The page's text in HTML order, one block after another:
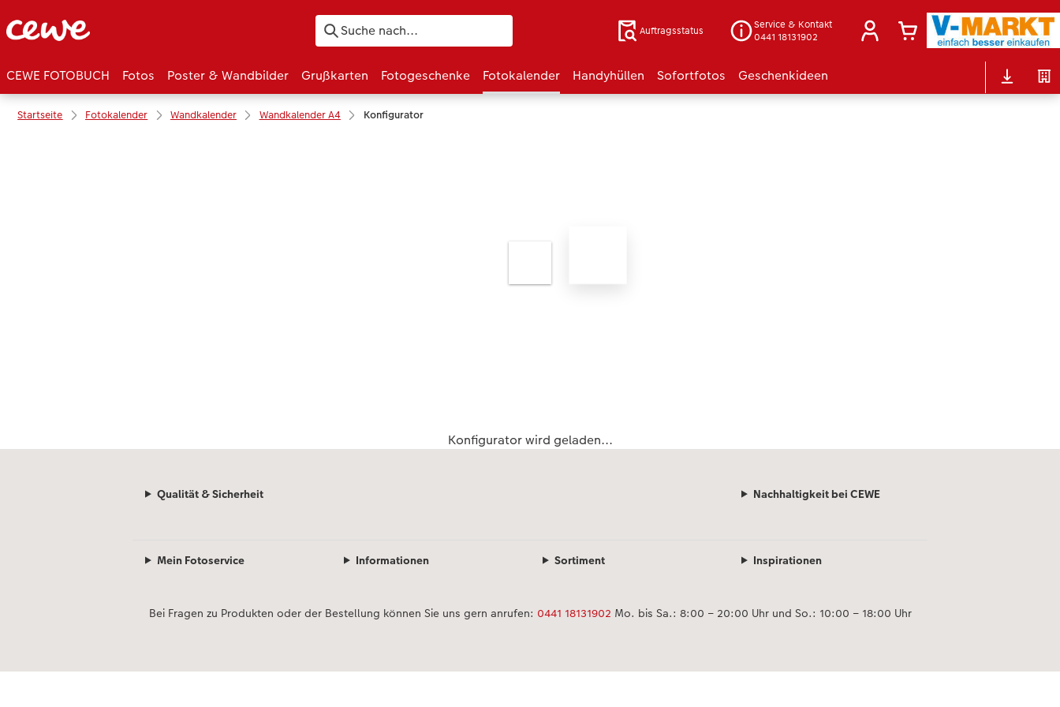
Auftragsstatus
Service & Kontakt
0441 18131902
CEWE FOTOBUCH Fotos Poster & Wandbilder Grußkarten Fotogeschenke Fotokalender Handyhüllen Sofortfotos Geschenkideen
Startseite Fotokalender Wandkalender Wandkalender A4 Konfigurator
Konfigurator wird geladen...
Qualität & Sicherheit Nachhaltigkeit bei CEWE
Mein Fotoservice Informationen Sortiment Inspirationen
Bei Fragen zu Produkten oder der Bestellung können Sie uns gern anrufen: 0441 18131902 Mo. bis Sa.: 8:00 – 20:00 Uhr und So.: 10:00 – 18:00 Uhr